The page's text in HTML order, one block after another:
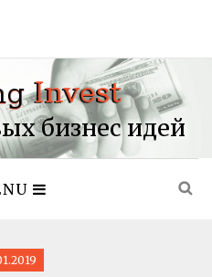
бизнес идей